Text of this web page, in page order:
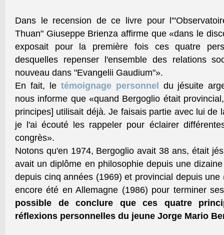
Dans le recension de ce livre pour
Thuan" Giuseppe Brienza affirme que «dans le
exposait pour la première fois ces quatre
desquelles repenser l'ensemble des relations
nouveau dans "Evangelii Gaudium"».
En fait, le témoignage personnel
du jésuite
nous informe que «quand Bergoglio était
principes] utilisait déjà. Je faisais partie avec lui de
je l'ai écouté les rappeler pour éclairer
congrès».
Notons qu'en 1974, Bergoglio avait 38 ans, était
avait un diplôme en philosophie depuis une
depuis cinq années (1969) et provincial depuis
encore été en Allemagne (1986) pour terminer
possible de conclure que ces quatre
réflexions personnelles du jeune Jorge Mario